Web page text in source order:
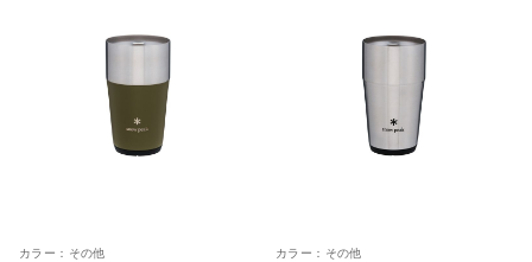
カラー： その他
カラー： その他